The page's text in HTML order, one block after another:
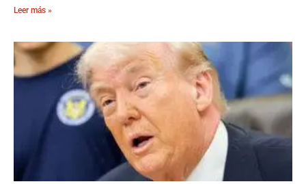
Leer más »